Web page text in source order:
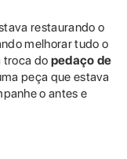
restaurando o
melhorar tudo o
troca do pedaço de
peça que estava
o antes e